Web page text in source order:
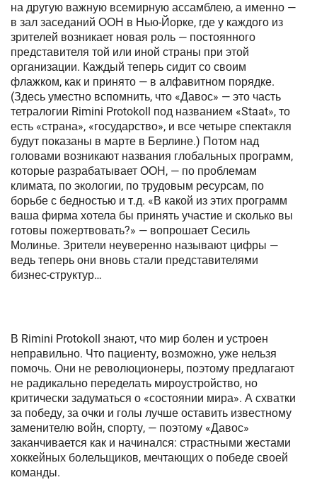
на другую важную всемирную ассамблею, а именно —
в зал заседаний ООН в Нью-Йорке, где у каждого из
зрителей возникает новая роль — постоянного
представителя той или иной страны при этой
организации. Каждый теперь сидит со своим
флажком, как и принято — в алфавитном порядке.
(Здесь уместно вспомнить, что «Давос» — это часть
тетралогии Rimini Protokoll под названием «Staat», то
есть «страна», «государство», и все четыре спектакля
будут показаны в марте в Берлине.) Потом над
головами возникают названия глобальных программ,
которые разрабатывает ООН, — по проблемам
климата, по экологии, по трудовым ресурсам, по
борьбе с бедностью и т.д. «В какой из этих программ
ваша фирма хотела бы принять участие и сколько вы
готовы пожертвовать?» — вопрошает Сесиль
Молинье. Зрители неуверенно называют цифры —
ведь теперь они вновь стали представителями
бизнес-структур…
В Rimini Protokoll знают, что мир болен и устроен
неправильно. Что пациенту, возможно, уже нельзя
помочь. Они не революционеры, поэтому предлагают
не радикально переделать мироустройство, но
критически задуматься о «состоянии мира». А схватки
за победу, за очки и голы лучше оставить известному
заменителю войн, спорту, — поэтому «Давос»
заканчивается как и начинался: страстными жестами
хоккейных болельщиков, мечтающих о победе своей
команды.